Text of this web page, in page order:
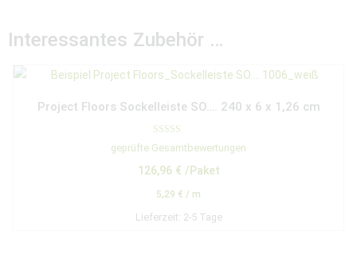
Interessantes Zubehör …
Project Floors Sockelleiste SO…. 240 x 6 x 1,26 cm
Bewertet mit
5.00
geprüfte Gesamtbewertungen
126,96 € /Paket
5,29 € / m
Lieferzeit: 2-5 Tage